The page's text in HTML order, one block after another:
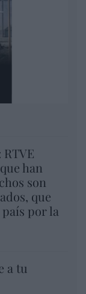
han
son
que
por la
a tu